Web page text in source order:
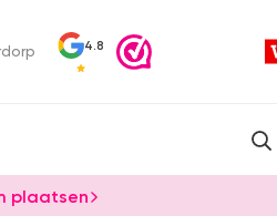
4.8
plaatsen